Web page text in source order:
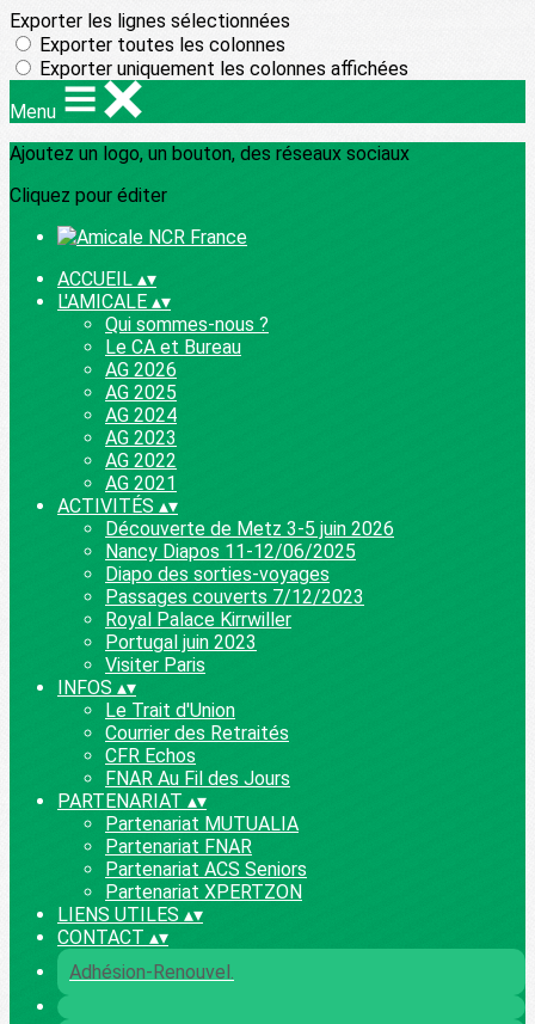
Exporter les lignes sélectionnées
Exporter toutes les colonnes
Exporter uniquement les colonnes affichées
Menu
Ajoutez un logo, un bouton, des réseaux sociaux
Cliquez pour éditer
ACCUEIL ▴▾
L'AMICALE ▴▾
Qui sommes-nous ?
Le CA et Bureau
AG 2026
AG 2025
AG 2024
AG 2023
AG 2022
AG 2021
ACTIVITÉS ▴▾
Découverte de Metz 3-5 juin 2026
Nancy Diapos 11-12/06/2025
Diapo des sorties-voyages
Passages couverts 7/12/2023
Royal Palace Kirrwiller
Portugal juin 2023
Visiter Paris
INFOS ▴▾
Le Trait d'Union
Courrier des Retraités
CFR Echos
FNAR Au Fil des Jours
PARTENARIAT ▴▾
Partenariat MUTUALIA
Partenariat FNAR
Partenariat ACS Seniors
Partenariat XPERTZON
LIENS UTILES ▴▾
CONTACT ▴▾
Adhésion-Renouvel.